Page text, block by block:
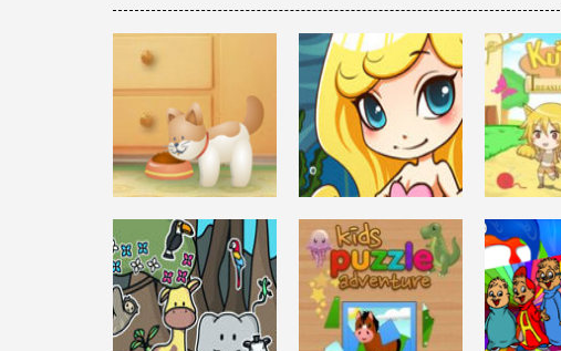
CHICAS
NET PET: ADOPT
AND PLAY
5.81K
CHICAS
Lovely Mermaid
5.98K
CHICAS